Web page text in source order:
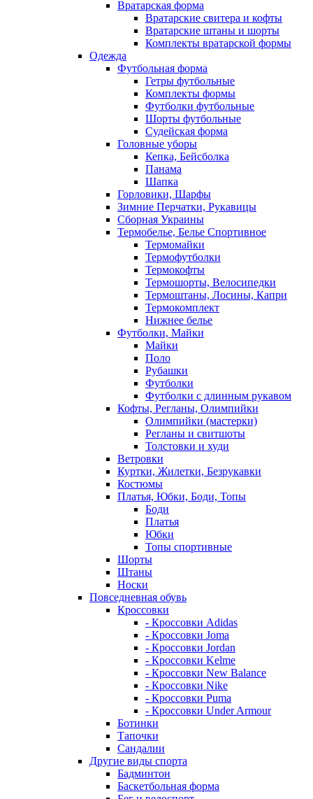
Вратарская форма
Вратарские свитера и кофты
Вратарские штаны и шорты
Комплекты вратарской формы
Одежда
Футбольная форма
Гетры футбольные
Комплекты формы
Футболки футбольные
Шорты футбольные
Судейская форма
Головные уборы
Кепка, Бейсболка
Панама
Шапка
Горловики, Шарфы
Зимние Перчатки, Рукавицы
Сборная Украины
Термобелье, Белье Спортивное
Термомайки
Термофутболки
Термокофты
Термошорты, Велосипедки
Термоштаны, Лосины, Капри
Термокомплект
Нижнее белье
Футболки, Майки
Майки
Поло
Рубашки
Футболки
Футболки с длинным рукавом
Кофты, Регланы, Олимпийки
Олимпийки (мастерки)
Регланы и свитшоты
Толстовки и худи
Ветровки
Куртки, Жилетки, Безрукавки
Костюмы
Платья, Юбки, Боди, Топы
Боди
Платья
Юбки
Топы спортивные
Шорты
Штаны
Носки
Повседневная обувь
Кроссовки
- Кроссовки Adidas
- Кроссовки Joma
- Кроссовки Jordan
- Кроссовки Kelme
- Кроссовки New Balance
- Кроссовки Nike
- Кроссовки Puma
- Кроссовки Under Armour
Ботинки
Тапочки
Сандалии
Другие виды спорта
Бадминтон
Баскетбольная форма